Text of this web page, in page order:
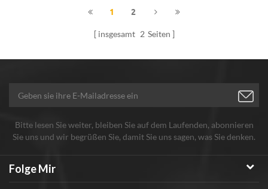
1 2
insgesamt 2 Seiten
Bitte lesen Sie weiter, bleiben Sie auf dem Laufenden, abonnieren
Sie uns und wir begrüßen Sie, damit Sie uns sagen, was Sie denken.
Folge Mir